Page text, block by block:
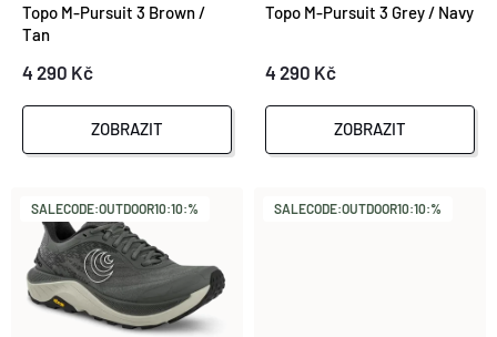
P
R
O
D
U
S
P
R
O
D
Topo M-Pursuit 3 Brown /
Tan
4 290 Kč
ZOBRAZIT
Topo M-Pursuit 3 Grey / Navy
4 290 Kč
ZOBRAZIT
SALECODE:OUTDOOR10:10:% SALECODE:OUTDOOR10:10:%